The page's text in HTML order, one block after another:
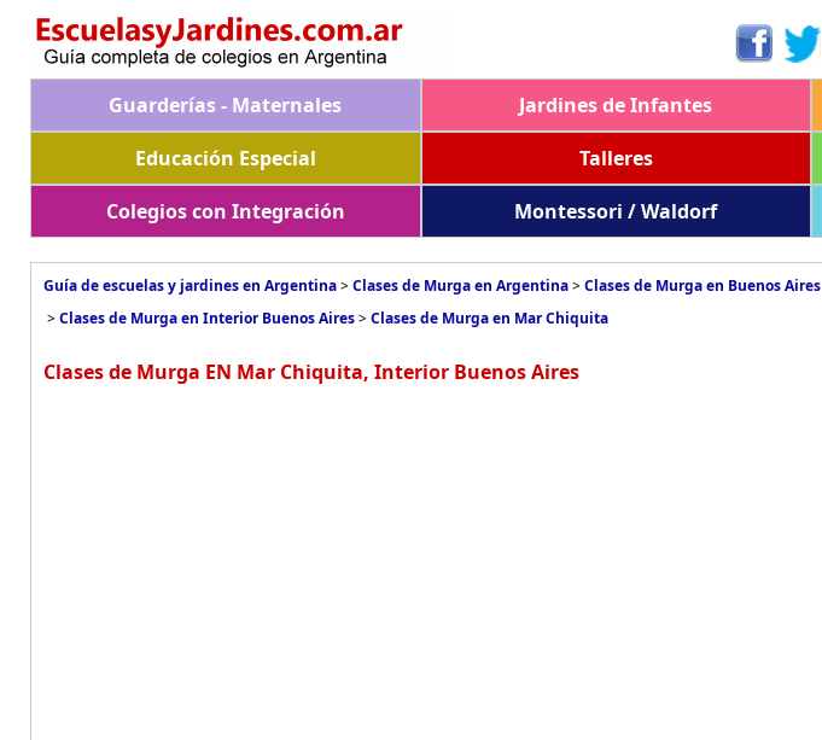
Guarderías - Maternales Jardines de Infantes
Educación Especial
Talleres
Colegios con Integración
Montessori / Waldorf
Guía de escuelas y jardines en Argentina>Clases de Murga en Argentina>Clases de Murga en Buenos Aires
>Clases de Murga en Interior Buenos Aires>Clases de Murga en Mar Chiquita
Clases de Murga EN Mar Chiquita, Interior Buenos Aires